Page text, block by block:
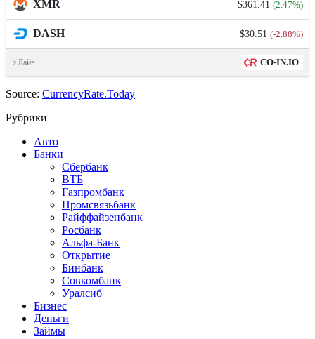
XMR $361.41 (2.47%)
DASH $30.51 (-2.88%)
⚡Лайв CO-IN.IO
Source: CurrencyRate.Today
Рубрики
Авто
Банки
Сбербанк
ВТБ
Газпромбанк
Промсвязьбанк
Райффайзенбанк
Росбанк
Альфа-Банк
Открытие
Бинбанк
Совкомбанк
Уралсиб
Бизнес
Деньги
Займы